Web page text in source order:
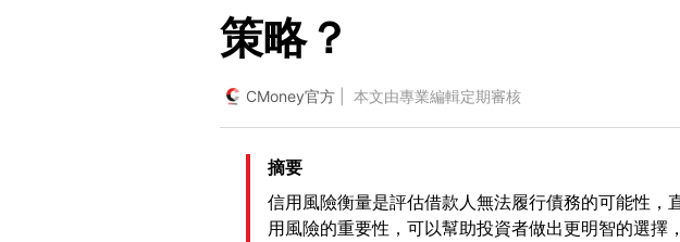
策略？
CMoney官方| 本文由專業編輯定期審核
摘要
信用風險衡量是評估借款人無法履行債務的可能性，
用風險的重要性，可以幫助投資者做出更明智的選擇